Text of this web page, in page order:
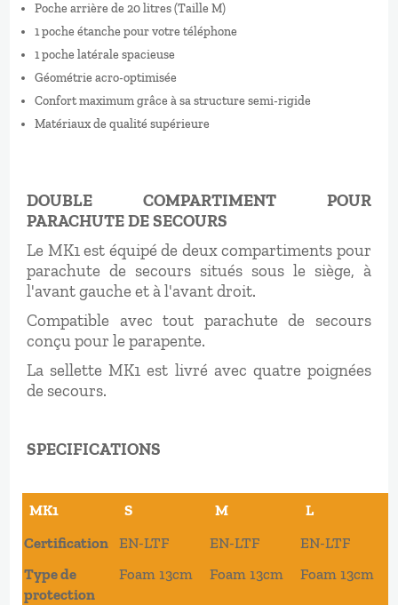
Poche arrière de 20 litres (Taille M)
1 poche étanche pour votre téléphone
1 poche latérale spacieuse
Géométrie acro-optimisée
Confort maximum grâce à sa structure semi-rigide
Matériaux de qualité supérieure
DOUBLE COMPARTIMENT POUR
PARACHUTE DE SECOURS
Le MK1 est équipé de deux compartiments pour
parachute de secours situés sous le siège, à
l'avant gauche et à l'avant droit.
Compatible avec tout parachute de secours
conçu pour le parapente.
La sellette MK1 est livré avec quatre poignées
de secours.
SPECIFICATIONS
MK1 S M
L
Certification
EN-LTF EN-LTF
EN-LTF
Type de
protection
Foam 13cm Foam 13cm Foam 13cm